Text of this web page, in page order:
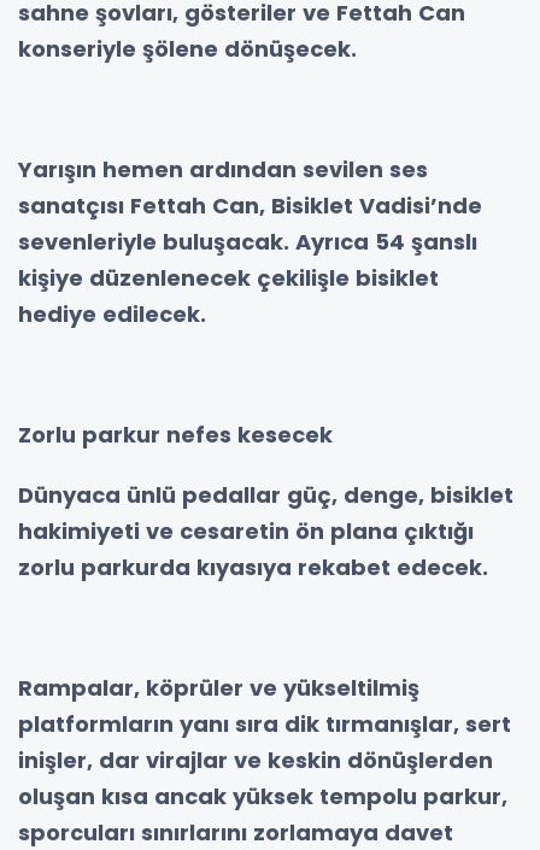
sahne şovları, gösteriler ve Fettah Can
konseriyle şölene dönüşecek.
Yarışın hemen ardından sevilen ses
sanatçısı Fettah Can, Bisiklet Vadisi’nde
sevenleriyle buluşacak. Ayrıca 54 şanslı
kişiye düzenlenecek çekilişle bisiklet
hediye edilecek.
Zorlu parkur nefes kesecek
Dünyaca ünlü pedallar güç, denge, bisiklet
hakimiyeti ve cesaretin ön plana çıktığı
zorlu parkurda kıyasıya rekabet edecek.
Rampalar, köprüler ve yükseltilmiş
platformların yanı sıra dik tırmanışlar, sert
inişler, dar virajlar ve keskin dönüşlerden
oluşan kısa ancak yüksek tempolu parkur,
sporcuları sınırlarını zorlamaya davet